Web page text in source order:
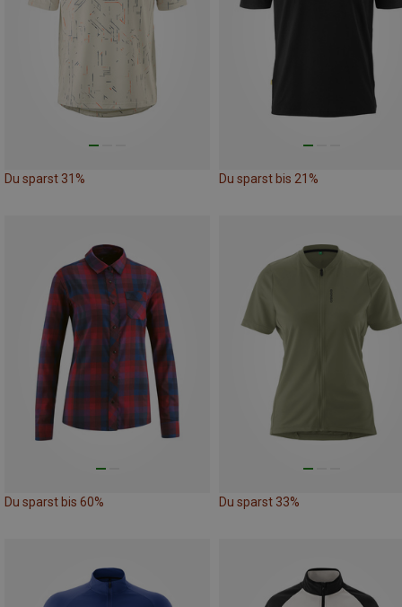
Du sparst 31% Du sparst bis 21%
Du sparst bis 60% Du sparst 33%